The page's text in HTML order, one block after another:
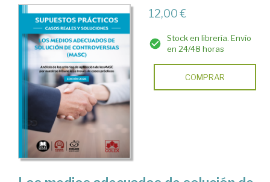
12,00 €
Stock en librería. Envío
en 24/48 horas
COMPRAR